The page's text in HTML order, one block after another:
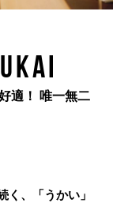
適！ 唯一無二
、「うかい」